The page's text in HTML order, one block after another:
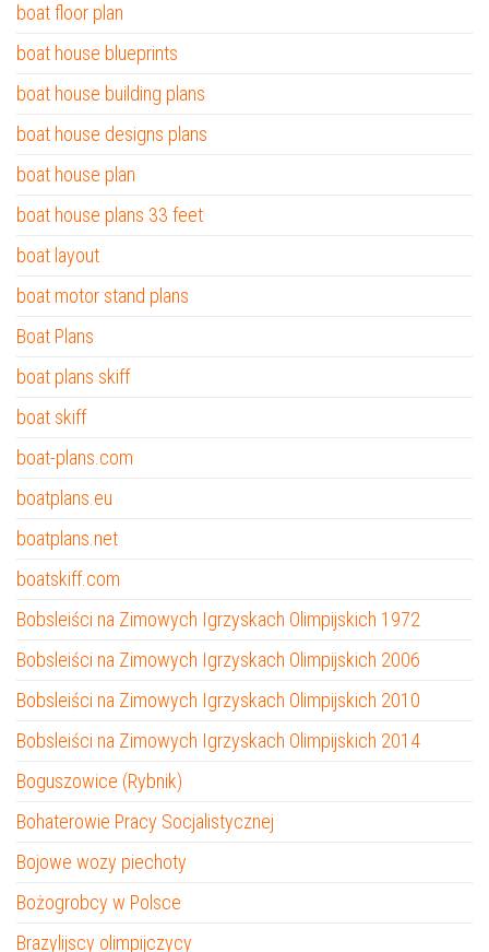
boat floor plan
boat house blueprints
boat house building plans
boat house designs plans
boat house plan
boat house plans 33 feet
boat layout
boat motor stand plans
Boat Plans
boat plans skiff
boat skiff
boat-plans.com
boatplans.eu
boatplans.net
boatskiff.com
Bobsleiści na Zimowych Igrzyskach Olimpijskich 1972
Bobsleiści na Zimowych Igrzyskach Olimpijskich 2006
Bobsleiści na Zimowych Igrzyskach Olimpijskich 2010
Bobsleiści na Zimowych Igrzyskach Olimpijskich 2014
Boguszowice (Rybnik)
Bohaterowie Pracy Socjalistycznej
Bojowe wozy piechoty
Bożogrobcy w Polsce
Brazylijscy olimpijczycy